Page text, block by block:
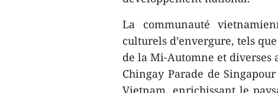
La communauté
culturels d’envergure, tels
de la Mi-Automne et
Chingay Parade de
Vietnam, enrichissant le